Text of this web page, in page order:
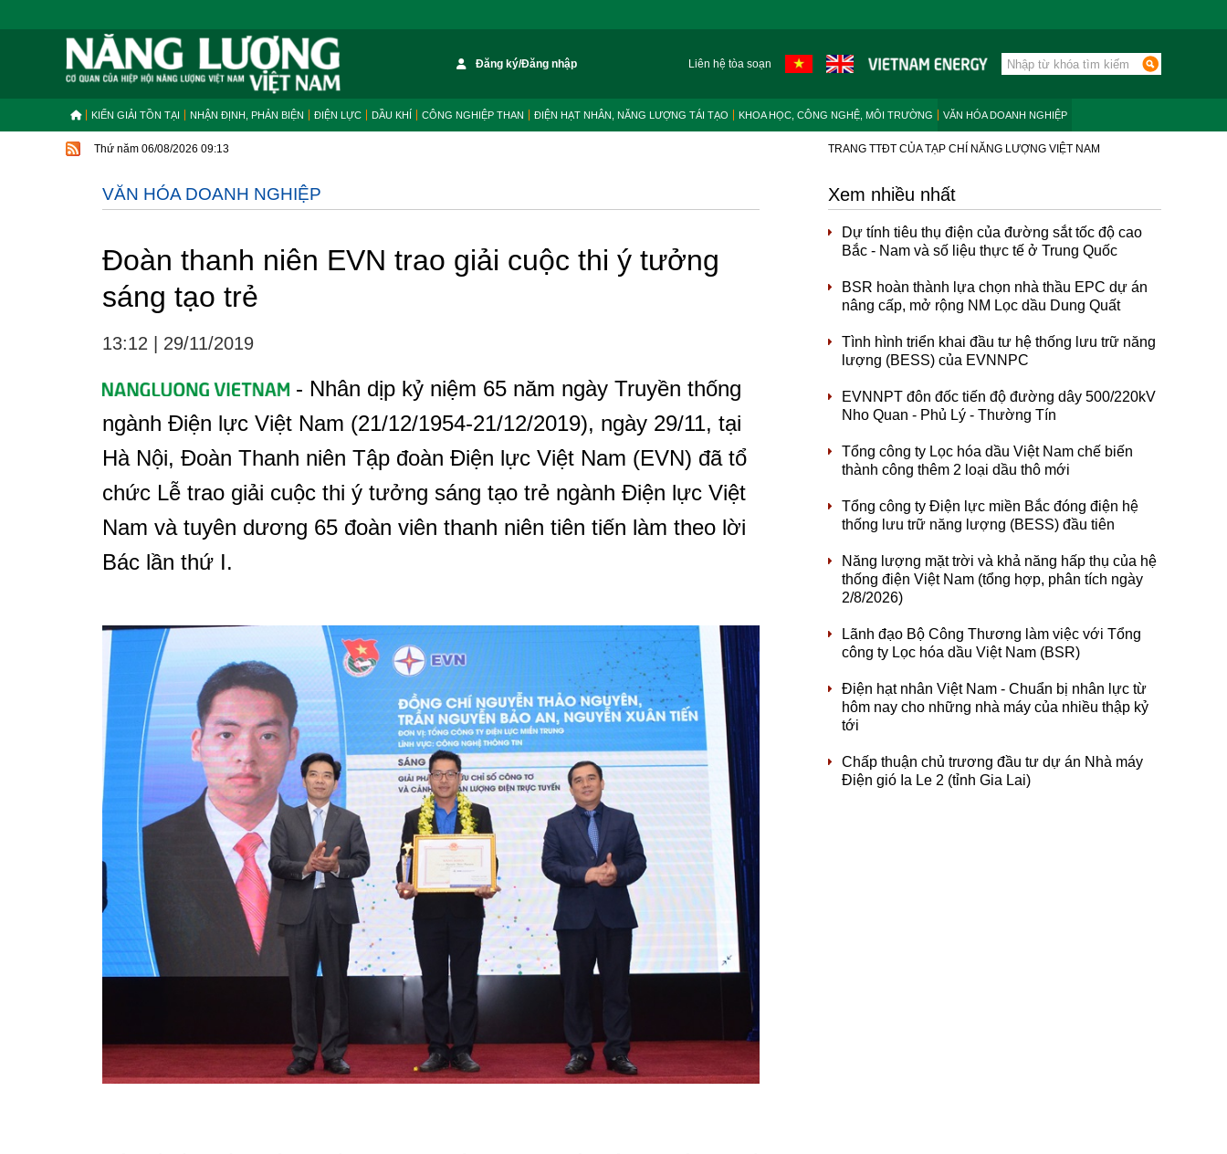
Đăng ký/Đăng nhập Liên hệ tòa soạn
KIẾN GIẢI TỒN TẠI NHẬN ĐỊNH, PHẢN BIỆN ĐIỆN LỰC DẦU KHÍ CÔNG NGHIỆP THAN ĐIỆN HẠT NHÂN, NĂNG LƯỢNG TÁI TẠO KHOA HỌC, CÔNG NGHỆ, MÔI TRƯỜNG VĂN HÓA DOANH NGHIỆP
Thứ năm 06/08/2026 09:13 TRANG TTĐT CỦA TẠP CHÍ NĂNG LƯỢNG VIỆT NAM
VĂN HÓA DOANH NGHIỆP
Đoàn thanh niên EVN trao giải cuộc thi ý tưởng
sáng tạo trẻ
13:12 29/11/2019
- Nhân dịp kỷ niệm 65 năm ngày Truyền thống
ngành Điện lực Việt Nam (21/12/1954-21/12/2019), ngày 29/11, tại
Hà Nội, Đoàn Thanh niên Tập đoàn Điện lực Việt Nam (EVN) đã tổ
chức Lễ trao giải cuộc thi ý tưởng sáng tạo trẻ ngành Điện lực Việt
Nam và tuyên dương 65 đoàn viên thanh niên tiên tiến làm theo lời
Bác lần thứ I.
Xem nhiều nhất
Dự tính tiêu thụ điện của đường sắt tốc độ cao
Bắc - Nam và số liệu thực tế ở Trung Quốc
BSR hoàn thành lựa chọn nhà thầu EPC dự án
nâng cấp, mở rộng NM Lọc dầu Dung Quất
Tình hình triển khai đầu tư hệ thống lưu trữ năng
lượng (BESS) của EVNNPC
EVNNPT đôn đốc tiến độ đường dây 500/220kV
Nho Quan - Phủ Lý - Thường Tín
Tổng công ty Lọc hóa dầu Việt Nam chế biến
thành công thêm 2 loại dầu thô mới
Tổng công ty Điện lực miền Bắc đóng điện hệ
thống lưu trữ năng lượng (BESS) đầu tiên
Năng lượng mặt trời và khả năng hấp thụ của hệ
thống điện Việt Nam (tổng hợp, phân tích ngày
2/8/2026)
Lãnh đạo Bộ Công Thương làm việc với Tổng
công ty Lọc hóa dầu Việt Nam (BSR)
Điện hạt nhân Việt Nam - Chuẩn bị nhân lực từ
hôm nay cho những nhà máy của nhiều thập kỷ
tới
Chấp thuận chủ trương đầu tư dự án Nhà máy
Điện gió Ia Le 2 (tỉnh Gia Lai)